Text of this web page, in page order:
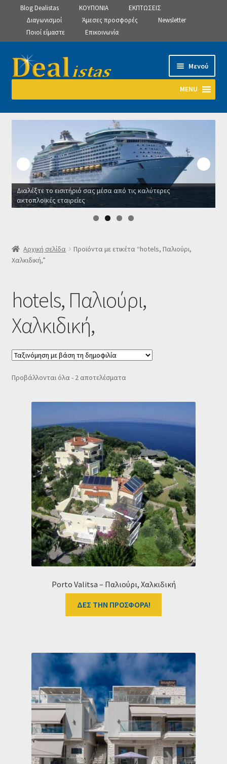
Blog Dealistas ΚΟΥΠΟΝΙΑ
ΕΚΠΤΩΣΕΙΣ
Διαγωνισμοί
Άμεσες προσφορές
Newsletter
Ποιοί είμαστε
Επικοινωνία
Απευθείας
μετάβαση
πλοήγηση
Μετάβαση
σε
Μενού
MENU
Αρχική
Manage Subscriptions
Manage Subscriptions
Manage Subscriptions
SLIDER
Δελτίο νέων
Επιβεβαίωση εγγραφής στο Newsletter του Dealistas.gr
Επικοινωνία
Καλάθι
Ο λογαριασμός μου
Ταμείο
HOME
Διαλέξτε το εισιτήριό σας μέσα από τις καλύτερες
ακτοπλοϊκές εταιρείες
Αρχική σελίδα
Προϊόντα με ετικέτα “hotels, Παλιούρι,
Χαλκιδική,”
hotels, Παλιούρι,
Χαλκιδική,
Προβάλλονται όλα - 2 αποτελέσματαSorted
Porto Valitsa – Παλιούρι, Χαλκιδική
ΔΕΣ ΤΗΝ ΠΡΟΣΦΟΡΑ!